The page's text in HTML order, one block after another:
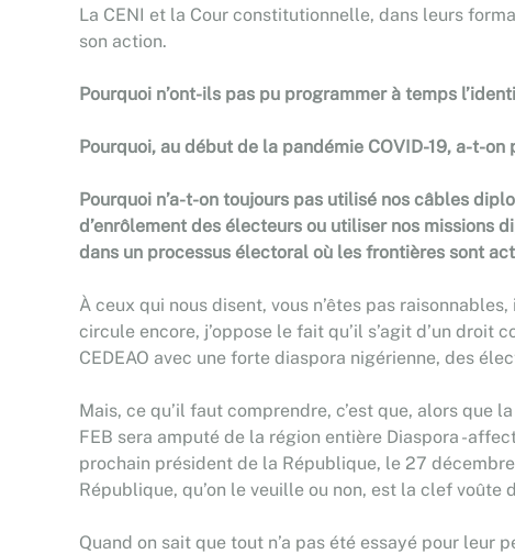
La CENI et la Cour constitutionnelle, dans leurs
son action.
Pourquoi n’ont-ils pas pu programmer à temps
Pourquoi, au début de la pandémie COVID-19, a-t-
Pourquoi n’a-t-on toujours pas utilisé nos câbles
d’enrôlement des électeurs ou utiliser nos missions
dans un processus électoral où les frontières sont
À ceux qui nous disent, vous n’êtes pas
circule encore, j’oppose le fait qu’il s’agit d’un
CEDEAO avec une forte diaspora nigérienne, des
Mais, ce qu’il faut comprendre, c’est que, alors que
FEB sera amputé de la région entière Diaspora -
prochain président de la République, le 27
République, qu’on le veuille ou non, est la clef
Quand on sait que tout n’a pas été essayé pour